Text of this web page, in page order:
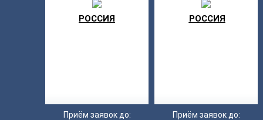
РОССИЯ
Приём заявок до:
РОССИЯ
Приём заявок до: